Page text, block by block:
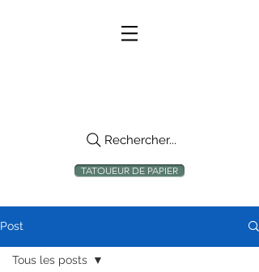
Rechercher...
TATOUEUR DE PAPIER
Post
Tous les posts